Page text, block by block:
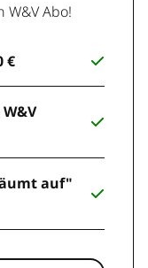
W&V Abo!
€
auf"